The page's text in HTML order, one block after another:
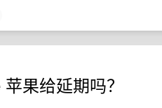
果给延期吗？